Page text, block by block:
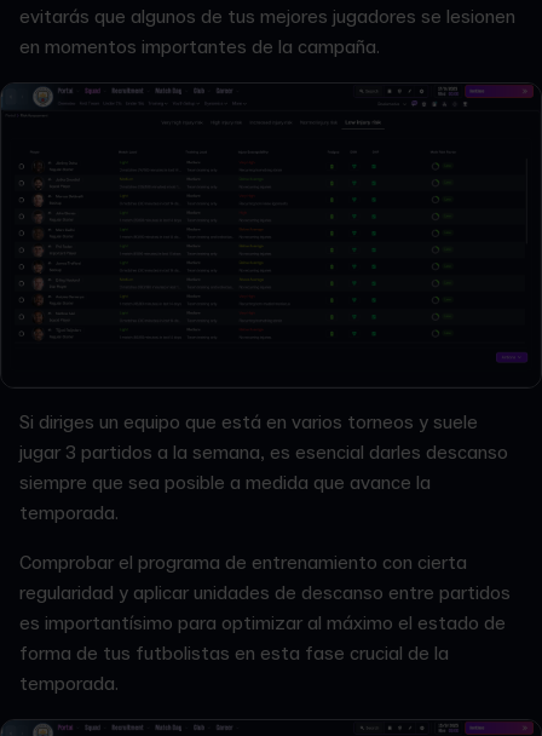
evitarás que algunos de tus mejores jugadores se lesionen
en momentos importantes de la campaña.
Si diriges un equipo que está en varios torneos y suele
jugar 3 partidos a la semana, es esencial darles descanso
siempre que sea posible a medida que avance la
temporada.
Comprobar el programa de entrenamiento con cierta
regularidad y aplicar unidades de descanso entre partidos
es importantísimo para optimizar al máximo el estado de
forma de tus futbolistas en esta fase crucial de la
temporada.